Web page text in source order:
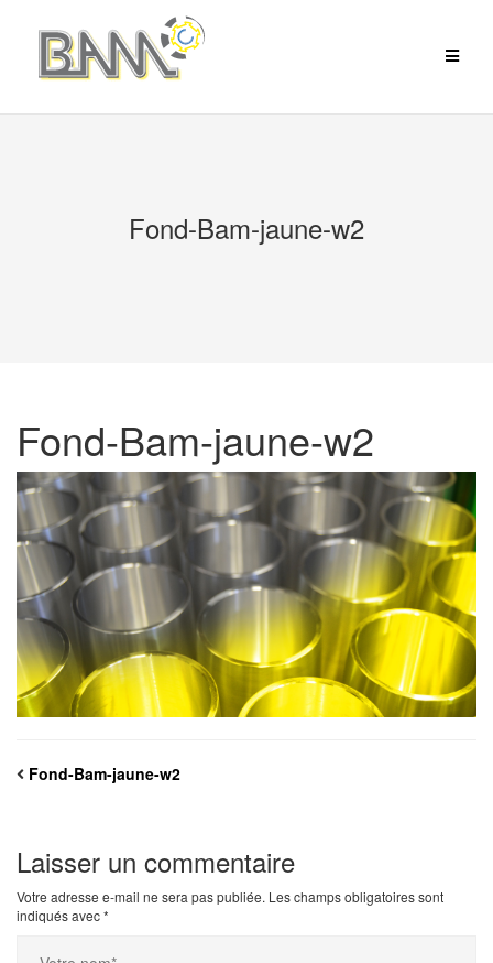
contenu
Fond-Bam-jaune-w2
Fond-Bam-jaune-w2
Fond-Bam-jaune-w2
Laisser un commentaire
Votre adresse e-mail ne sera pas publiée. Les champs obligatoires sont
indiqués avec*